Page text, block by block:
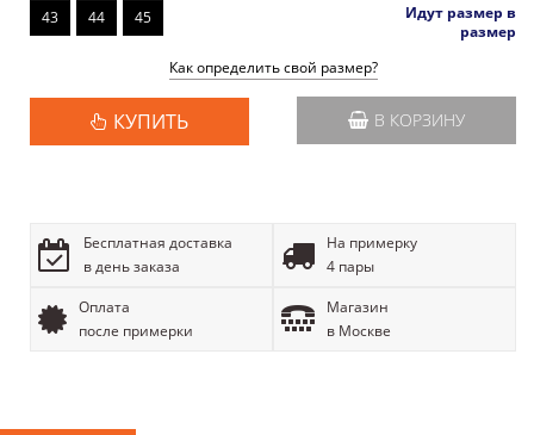
43 44 45
Идут размер в
размер
Как определить свой размер?
КУПИТЬ В КОРЗИНУ
Бесплатная доставка
в день заказа
На примерку
4 пары
Оплата
после примерки
Магазин
в Москве